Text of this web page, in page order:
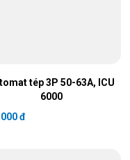
tép 3P 50-63A, ICU
6000
đ